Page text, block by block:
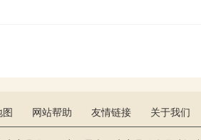
网站帮助 友情链接 关于我们